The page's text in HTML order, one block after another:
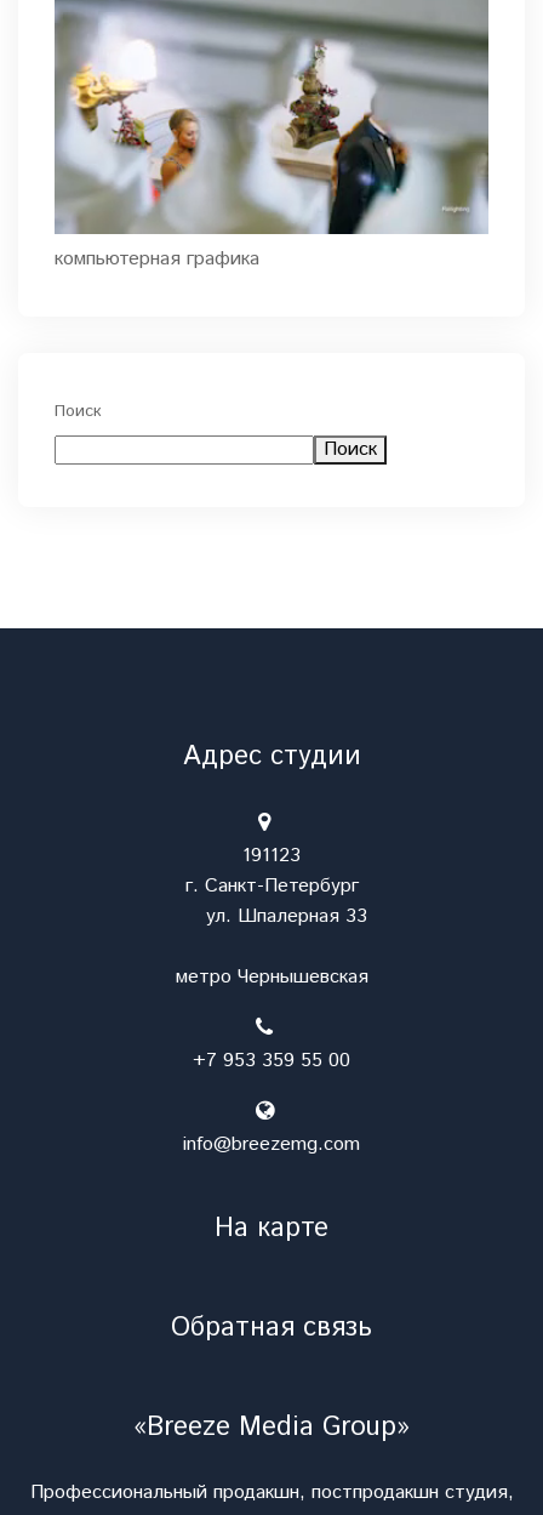
компьютерная графика
Поиск
Поиск
Адрес студии
191123
г. Санкт-Петербург
ул. Шпалерная 33
метро Чернышевская
+7 953 359 55 00
info@breezemg.com
На карте
Обратная связь
«Breeze Media Group»
Профессиональный продакшн, постпродакшн студия,